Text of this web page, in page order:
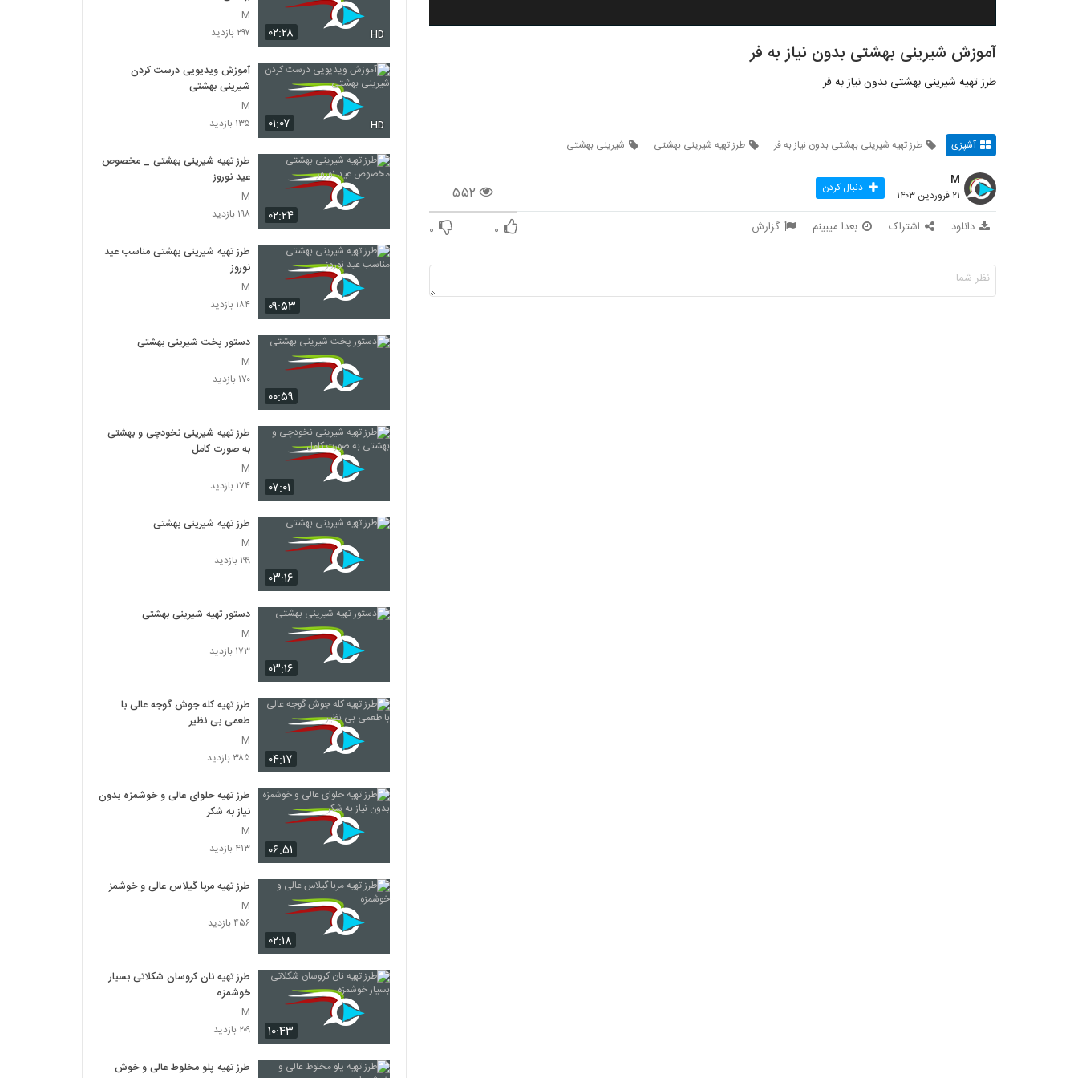
آموزش شیرینی بهشتی بدون نیاز به فر
طرز تهیه شیرینی بهشتی بدون نیاز به فر
آشپزی طرز تهیه شیرینی بهشتی بدون نیاز به فر طرز تهیه شیرینی بهشتی شیرینی بهشتی
۵۵۲
M
۲۱ فروردین ۱۴۰۳ دنبال کردن
دانلود اشتراک بعدا میبینم گزارش ۰ ۰
۰۲:۲۸ HD
M
۲۹۷ بازدید
۰۱:۰۷ HD
آموزش ویدیویی درست کردن
شیرینی بهشتی
M
۱۳۵ بازدید
۰۲:۲۴
طرز تهیه شیرینی بهشتی _ مخصوص
عید نوروز
M
۱۹۸ بازدید
۰۹:۵۳
طرز تهیه شیرینی بهشتی مناسب عید
نوروز
M
۱۸۴ بازدید
۰۰:۵۹
دستور پخت شیرینی بهشتی
M
۱۷۰ بازدید
۰۷:۰۱
طرز تهیه شیرینی نخودچی و بهشتی
به صورت کامل
M
۱۷۴ بازدید
۰۳:۱۶
طرز تهیه شیرینی بهشتی
M
۱۹۹ بازدید
۰۳:۱۶
دستور تهیه شیرینی بهشتی
M
۱۷۳ بازدید
۰۴:۱۷
طرز تهیه کله جوش گوجه عالی با
طعمی بی نظیر
M
۳۸۵ بازدید
۰۶:۵۱
طرز تهیه حلوای عالی و خوشمزه بدون
نیاز به شکر
M
۴۱۳ بازدید
۰۲:۱۸
طرز تهیه مربا گیلاس عالی و خوشمزه
M
۴۵۶ بازدید
۱۰:۴۳
طرز تهیه نان کروسان شکلاتی بسیار
خوشمزه
M
۲۰۹ بازدید
طرز تهیه پلو مخلوط عالی و خوش